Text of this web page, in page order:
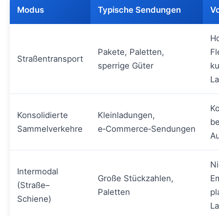
Modus Typische Sendungen
Straßentransport
Pakete, Paletten,
sperrige Güter
Konsolidierte
Sammelverkehre
Kleinladungen,
e‑Commerce‑Sendungen
Intermodal
(Straße–
Schiene)
Große Stückzahlen,
Paletten